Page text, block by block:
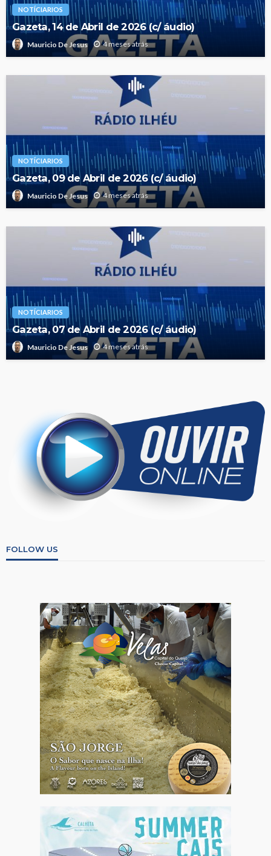
NOTÍCIARIOS
Gazeta, 14 de Abril de 2026 (c/ áudio)
Mauricio De Jesus 4 meses atrás
NOTÍCIARIOS
Gazeta, 09 de Abril de 2026 (c/ áudio)
Mauricio De Jesus 4 meses atrás
NOTÍCIARIOS
Gazeta, 07 de Abril de 2026 (c/ áudio)
Mauricio De Jesus 4 meses atrás
FOLLOW US